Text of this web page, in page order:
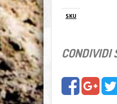
SKU
CONDIVIDI